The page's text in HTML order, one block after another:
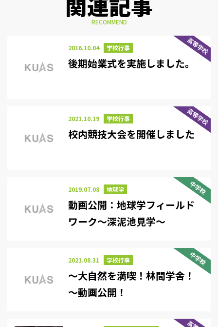
RECOMMEND
高等学校
2016.10.04 学校行事
後期始業式を実施しました。
高等学校
2021.10.19 学校行事
校内競技大会を開催しました
中学校
2019.07.08 地球学
動画公開：地球学フィールド
ワーク～深泥池見学～
中学校
2021.08.31 学校行事
～大自然を満喫！林間学舎！
～動画公開！